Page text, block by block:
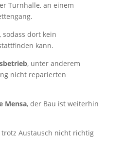
Turnhalle, an einem
sodass dort kein
kann.
, unter anderem
nicht reparierten
Mensa, der Bau ist weiterhin
trotz Austausch nicht richtig